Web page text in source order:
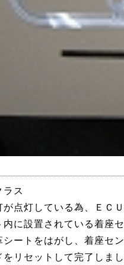
ス
点灯している為、ＥＣＵ
内に設置されている着座
ートをはがし、着座セン
リセットして完了しまし